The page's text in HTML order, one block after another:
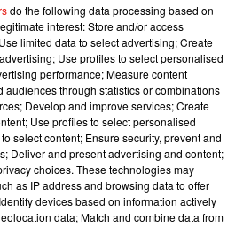
apaiser et de continuer
avait disparu le 18 mars 2015 après
pour se rendre à un cours de
voisine.
do the following data processing based on
interest: Store and/or access
limited data to select advertising; Create
Use profiles to select personalised
performance; Measure content
audiences through statistics or combinations
Develop and improve services; Create
Use profiles to select personalised
select content; Ensure security, prevent and
Deliver and present advertising and content;
choices. These technologies may
as IP address and browsing data to offer
devices based on information actively
data; Match and combine data from